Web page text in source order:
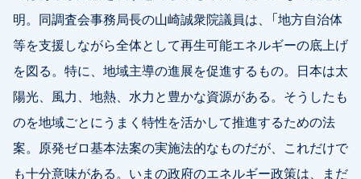
明。同調査会事務局長の山崎誠衆院議員は、「地方自治体
等を支援しながら全体として再生可能エネルギーの底上げ
を図る。特に、地域主導の進展を促進するもの。日本は太
陽光、風力、地熱、水力と豊かな資源がある。そうしたも
のを地域ごとにうまく特性を活かして推進するための法
案。原発ゼロ基本法案の実施法的なものだが、これだけで
も十分意味がある。いまの政府のエネルギー政策は、まだ